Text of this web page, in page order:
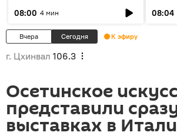
08:00 4 мин 08:04
Вчера Сегодня К эфиру
г. Цхинвал 106.3
Осетинское
представили
выставках в